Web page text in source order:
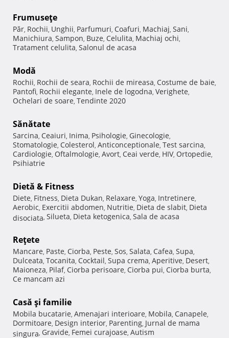
Frumuseţe
Păr, Rochii, Unghii, Parfumuri, Coafuri, Machiaj, Sani,
Manichiura, Sampon, Buze, Celulita, Machiaj ochi,
Tratament celulita, Salonul de acasa
Modă
Rochii, Rochii de seara, Rochii de mireasa, Costume de baie,
Pantofi, Rochii elegante, Inele de logodna, Verighete,
Ochelari de soare, Tendinte 2020
Sănătate
Sarcina, Ceaiuri, Inima, Psihologie, Ginecologie,
Stomatologie, Colesterol, Anticonceptionale, Test sarcina,
Cardiologie, Oftalmologie, Avort, Ceai verde, HIV, Ortopedie,
Psihiatrie
Dietă & Fitness
Diete, Fitness, Dieta Dukan, Relaxare, Yoga, Intretinere,
Aerobic, Exercitii abdomen, Nutritie, Dieta de slabit, Dieta
disociata, Silueta, Dieta ketogenica, Sala de acasa
Reţete
Mancare, Paste, Ciorba, Peste, Sos, Salata, Cafea, Supa,
Dulceata, Tocanita, Cocktail, Supa crema, Aperitive, Desert,
Maioneza, Pilaf, Ciorba perisoare, Ciorba pui, Ciorba burta,
Ce mancam azi
Casă şi familie
Mobila bucatarie, Amenajari interioare, Mobila, Canapele,
Dormitoare, Design interior, Parenting, Jurnal de mama
singura, Gravide, Femei curajoase, Autism